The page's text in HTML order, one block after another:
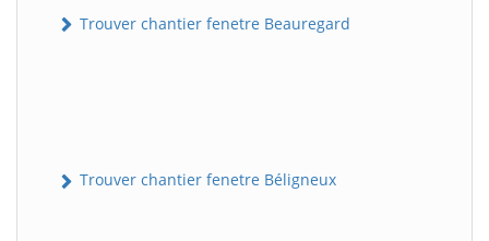
Trouver chantier fenetre Beauregard
Trouver chantier fenetre Béligneux